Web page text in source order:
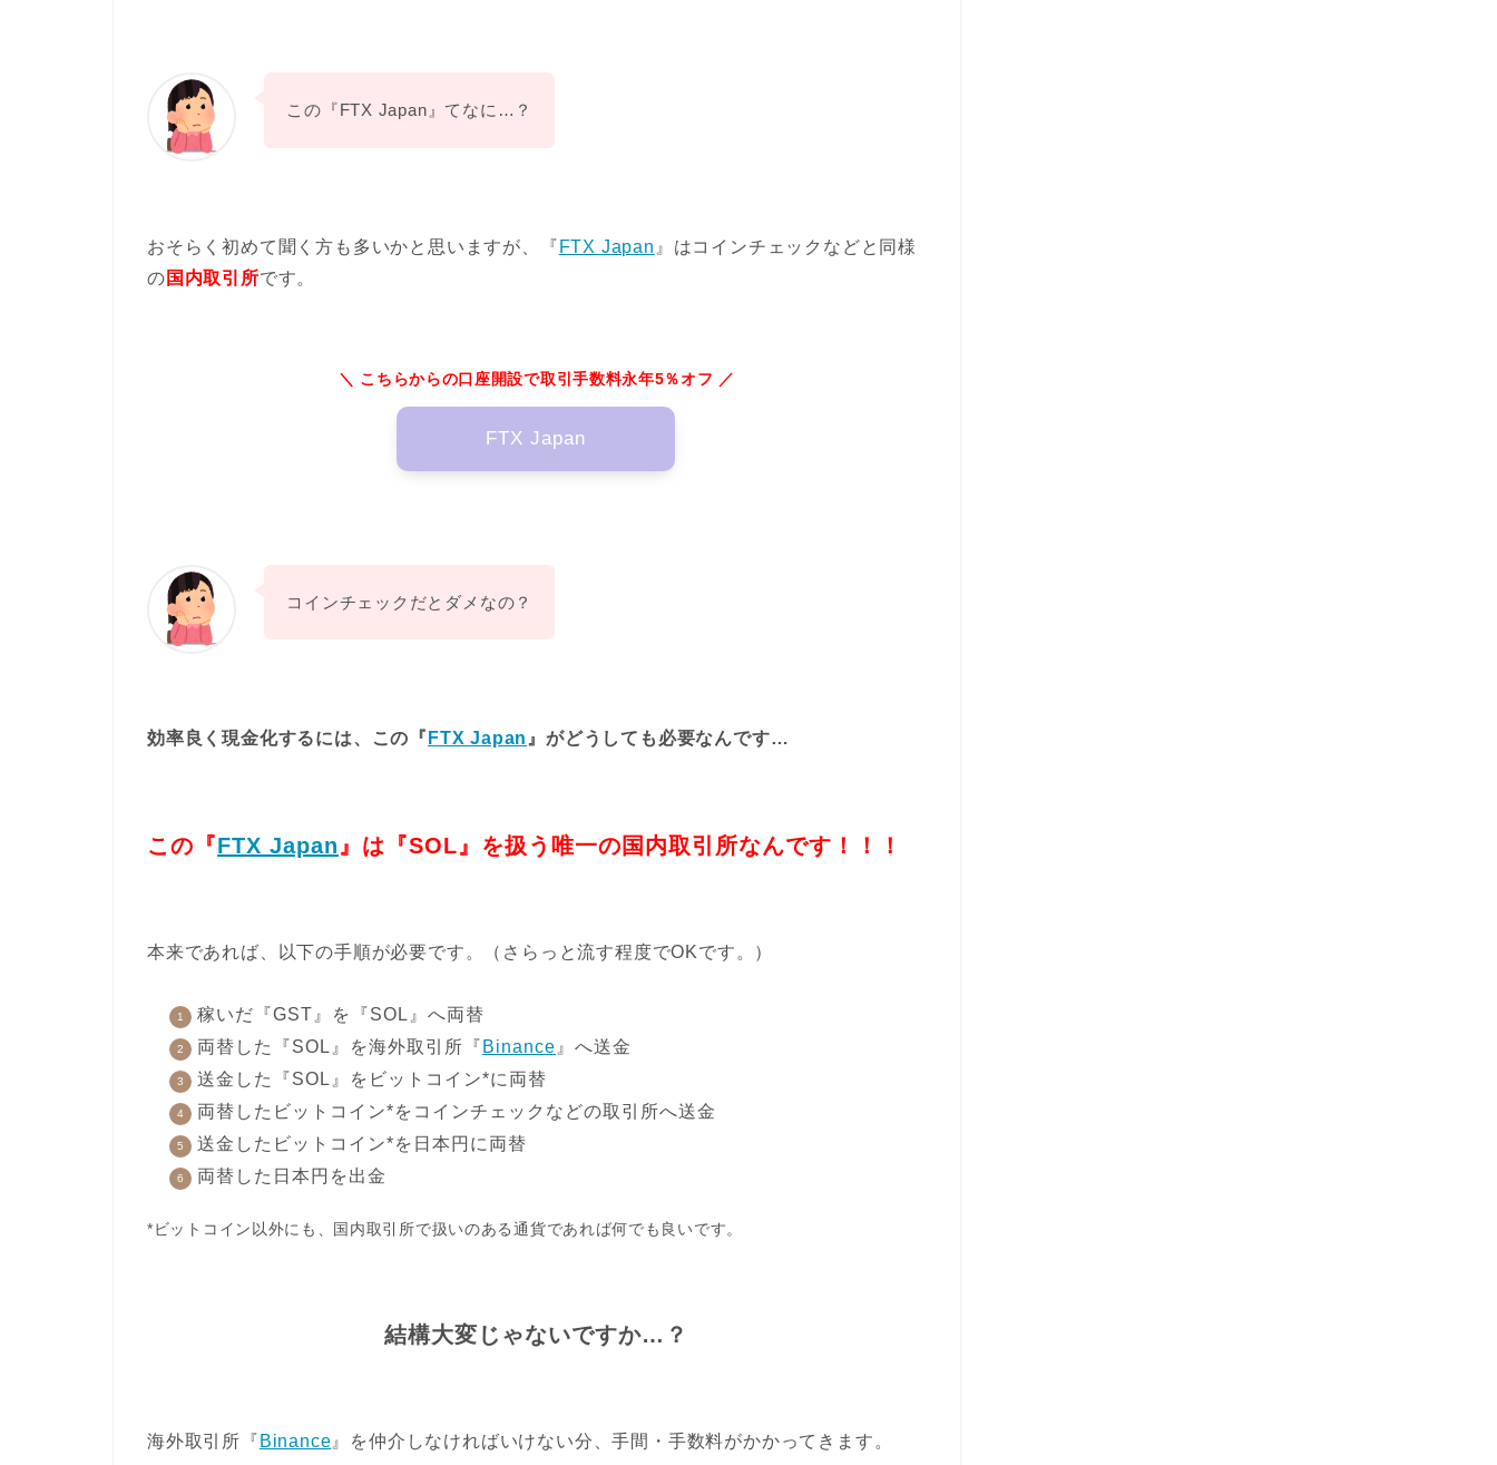
この『FTX Japan』てなに…？
おそらく初めて聞く方も多いかと思いますが、『 FTX Japan 』はコインチェックなどと同様
の 国内取引所です。
＼ こちらからの口座開設で取引手数料永年5％オフ ／
FTX Japan
コインチェックだとダメなの？
効率良く現金化するには、この『 FTX Japan 』がどうしても必要なんです…
この 『FTX Japan』 は『SOL』を扱う唯一の国内取引所なんです！！！
本来であれば、以下の手順が必要です。（さらっと流す程度でOKです。）
稼いだ『GST』を『SOL』へ両替
両替した『SOL』を海外取引所『 Binance 』へ送金
送金した『SOL』をビットコイン*に両替
両替したビットコイン*をコインチェックなどの取引所へ送金
送金したビットコイン*を日本円に両替
両替した日本円を出金
*ビットコイン以外にも、国内取引所で扱いのある通貨であれば何でも良いです。
結構大変じゃないですか…？
海外取引所『 Binance 』を仲介しなければいけない分、手間・手数料がかかってきます。